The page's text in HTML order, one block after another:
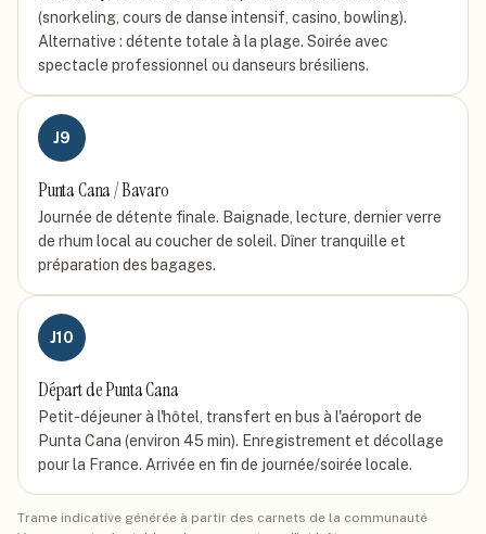
(snorkeling, cours de danse intensif, casino, bowling).
Alternative : détente totale à la plage. Soirée avec
spectacle professionnel ou danseurs brésiliens.
J9
Punta Cana / Bavaro
Journée de détente finale. Baignade, lecture, dernier verre
de rhum local au coucher de soleil. Dîner tranquille et
préparation des bagages.
J10
Départ de Punta Cana
Petit-déjeuner à l'hôtel, transfert en bus à l'aéroport de
Punta Cana (environ 45 min). Enregistrement et décollage
pour la France. Arrivée en fin de journée/soirée locale.
Trame indicative générée à partir des carnets de la communauté